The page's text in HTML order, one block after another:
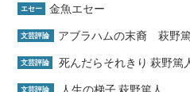
エセー 金魚エセー
文芸評論 アブラハムの末裔 萩野
文芸評論 死んだらそれきり 萩野篤
文芸評論